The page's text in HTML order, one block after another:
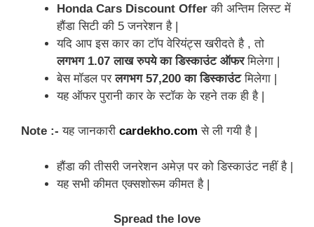
Honda Cars Discount Offer की अन्तिम लिस्ट में
हौंडा सिटी की 5 जनरेशन है |
यदि आप इस कार का टॉप वेरियंट्स खरीदते है , तो
लगभग 1.07 लाख रुपये का डिस्काउंट ऑफरमिलेगा |
बेस मॉडल परलगभग 57,200 का डिस्काउंटमिलेगा |
यह ऑफर पुरानी कार के स्टॉक के रहने तक ही है |
Note :- यह जानकारी cardekho.comसे ली गयी है |
हौंडा की तीसरी जनरेशन अमेज़ पर को डिस्काउंट नहीं है |
यह सभी कीमत एक्सशोरूम कीमत है |
Spread the love